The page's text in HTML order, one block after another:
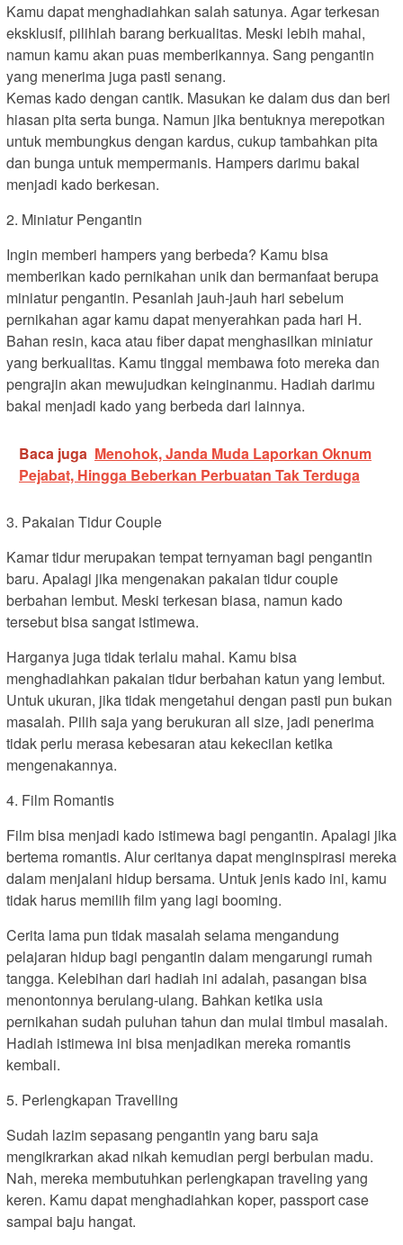
Kamu dapat menghadiahkan salah satunya. Agar terkesan
eksklusif, pilihlah barang berkualitas. Meski lebih mahal,
namun kamu akan puas memberikannya. Sang pengantin
yang menerima juga pasti senang.
Kemas kado dengan cantik. Masukan ke dalam dus dan beri
hiasan pita serta bunga. Namun jika bentuknya merepotkan
untuk membungkus dengan kardus, cukup tambahkan pita
dan bunga untuk mempermanis. Hampers darimu bakal
menjadi kado berkesan.
2. Miniatur Pengantin
Ingin memberi hampers yang berbeda? Kamu bisa
memberikan kado pernikahan unik dan bermanfaat berupa
miniatur pengantin. Pesanlah jauh-jauh hari sebelum
pernikahan agar kamu dapat menyerahkan pada hari H.
Bahan resin, kaca atau fiber dapat menghasilkan miniatur
yang berkualitas. Kamu tinggal membawa foto mereka dan
pengrajin akan mewujudkan keinginanmu. Hadiah darimu
bakal menjadi kado yang berbeda dari lainnya.
Baca juga Menohok, Janda Muda Laporkan Oknum
Pejabat, Hingga Beberkan Perbuatan Tak Terduga
3. Pakaian Tidur Couple
Kamar tidur merupakan tempat ternyaman bagi pengantin
baru. Apalagi jika mengenakan pakaian tidur couple
berbahan lembut. Meski terkesan biasa, namun kado
tersebut bisa sangat istimewa.
Harganya juga tidak terlalu mahal. Kamu bisa
menghadiahkan pakaian tidur berbahan katun yang lembut.
Untuk ukuran, jika tidak mengetahui dengan pasti pun bukan
masalah. Pilih saja yang berukuran all size, jadi penerima
tidak perlu merasa kebesaran atau kekecilan ketika
mengenakannya.
4. Film Romantis
Film bisa menjadi kado istimewa bagi pengantin. Apalagi jika
bertema romantis. Alur ceritanya dapat menginspirasi mereka
dalam menjalani hidup bersama. Untuk jenis kado ini, kamu
tidak harus memilih film yang lagi booming.
Cerita lama pun tidak masalah selama mengandung
pelajaran hidup bagi pengantin dalam mengarungi rumah
tangga. Kelebihan dari hadiah ini adalah, pasangan bisa
menontonnya berulang-ulang. Bahkan ketika usia
pernikahan sudah puluhan tahun dan mulai timbul masalah.
Hadiah istimewa ini bisa menjadikan mereka romantis
kembali.
5. Perlengkapan Travelling
Sudah lazim sepasang pengantin yang baru saja
mengikrarkan akad nikah kemudian pergi berbulan madu.
Nah, mereka membutuhkan perlengkapan traveling yang
keren. Kamu dapat menghadiahkan koper, passport case
sampai baju hangat.